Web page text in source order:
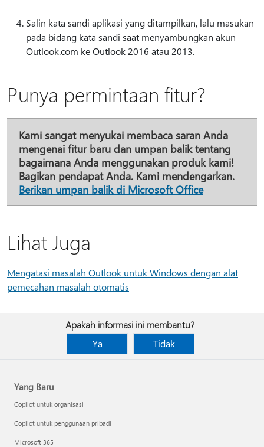
Salin kata sandi aplikasi yang ditampilkan, lalu masukan
pada bidang kata sandi saat menyambungkan akun
Outlook.com ke Outlook 2016 atau 2013.
Punya permintaan fitur?
Kami sangat menyukai membaca saran Anda
mengenai fitur baru dan umpan balik tentang
bagaimana Anda menggunakan produk kami!
Bagikan pendapat Anda. Kami mendengarkan.
Berikan umpan balik di Microsoft Office
Lihat Juga
Mengatasi masalah Outlook untuk Windows dengan alat
pemecahan masalah otomatis
Apakah informasi ini membantu?
Ya
Tidak
Yang Baru
Copilot untuk organisasi
Copilot untuk penggunaan pribadi
Microsoft 365